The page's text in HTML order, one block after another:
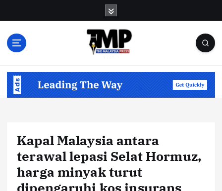
Kapal Malaysia antara
terawal lepasi Selat Hormuz,
harga minyak turut
dipengaruhi kos insurans